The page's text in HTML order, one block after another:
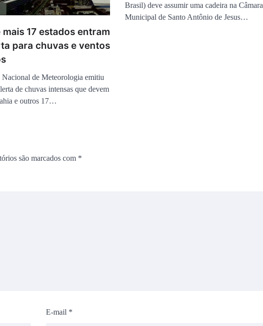
mais 17 estados entram
para chuvas e ventos
de Meteorologia emitiu
de chuvas intensas que devem
e outros 17…
Brasil) deve assumir uma cadeira na Câmara
Municipal de Santo Antônio de Jesus…
são marcados com *
E-mail *